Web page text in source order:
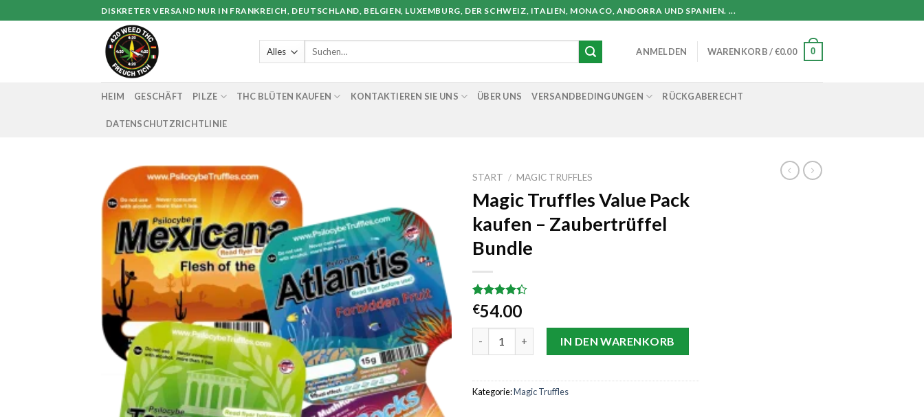
Inhalt
DISKRETER VERSAND NUR IN FRANKREICH, DEUTSCHLAND, BELGIEN, LUXEMBURG, DER SCHWEIZ, ITALIEN, MONACO, ANDORRA UND SPANIEN. ...
Suchen
ANMELDEN WARENKORB /€0.00 0
HEIM GESCHÄFT PILZE THC BLÜTEN KAUFEN KONTAKTIEREN SIE UNS ÜBER UNS VERSANDBEDINGUNGEN RÜCKGABERECHT
DATENSCHUTZRICHTLINIE
START / MAGIC TRUFFLES
Magic Truffles Value Pack
kaufen – Zaubertrüffel
Bundle
Bewertet
mit4.31
von 5,
basierend
35
€54.00
IN DEN WARENKORB
Kategorie:Magic Truffles